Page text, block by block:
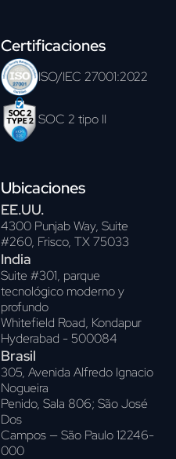
Certificaciones
ISO/IEC 27001:2022
SOC 2 tipo II
Ubicaciones
EE.UU.
4300 Punjab Way, Suite
#260, Frisco, TX 75033
India
Suite #301, parque
tecnológico moderno y
profundo
Whitefield Road, Kondapur
Hyderabad - 500084
Brasil
305, Avenida Alfredo Ignacio
Nogueira
Penido, Sala 806; São José
Dos
Campos — São Paulo 12246-
000